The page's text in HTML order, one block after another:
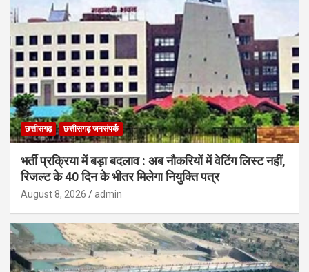
छत्तीसगढ़ छत्तीसगढ़ जनसंपर्क
भर्ती प्रक्रिया में बड़ा बदलाव : अब नौकरियों में वेटिंग लिस्ट नहीं,
रिजल्ट के 40 दिन के भीतर मिलेगा नियुक्ति पत्र
August 8, 2026 admin